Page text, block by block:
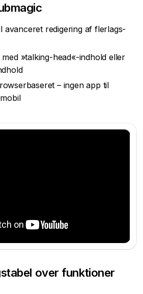
avanceret redigering af flerlags-
»talking-head«-indhold eller
– ingen app til
over funktioner